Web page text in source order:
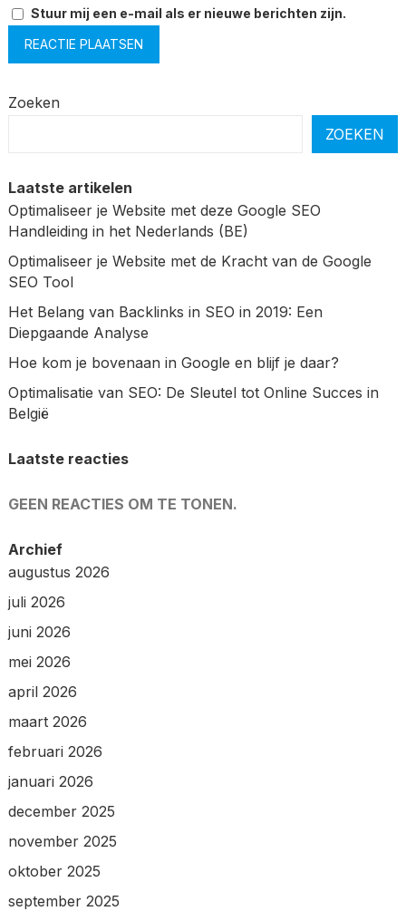
Stuur mij een e-mail als er nieuwe berichten zijn.
Zoeken
ZOEKEN
Laatste artikelen
Optimaliseer je Website met deze Google SEO
Handleiding in het Nederlands (BE)
Optimaliseer je Website met de Kracht van de Google
SEO Tool
Het Belang van Backlinks in SEO in 2019: Een
Diepgaande Analyse
Hoe kom je bovenaan in Google en blijf je daar?
Optimalisatie van SEO: De Sleutel tot Online Succes in
België
Laatste reacties
GEEN REACTIES OM TE TONEN.
Archief
augustus 2026
juli 2026
juni 2026
mei 2026
april 2026
maart 2026
februari 2026
januari 2026
december 2025
november 2025
oktober 2025
september 2025